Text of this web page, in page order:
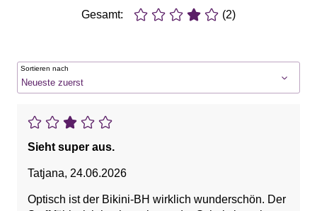
Gesamt: (2)
Sortieren nach
Sieht super aus.
Tatjana, 24.06.2026
Optisch ist der Bikini-BH wirklich wunderschön. Der